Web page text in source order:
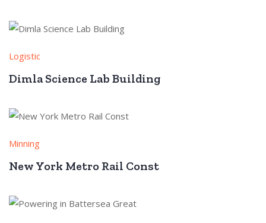
Logistic
Dimla Science Lab Building
Minning
New York Metro Rail Const